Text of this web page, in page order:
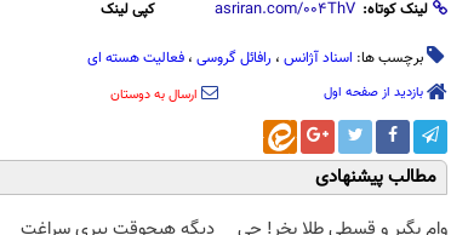
لینک کوتاه: کپی لینک
برچسب ها: اسناد آژانس ، رافائل گروسی ، فعالیت هسته ای
بازدید از صفحه اول ارسال به دوستان
مطالب پیشنهادی